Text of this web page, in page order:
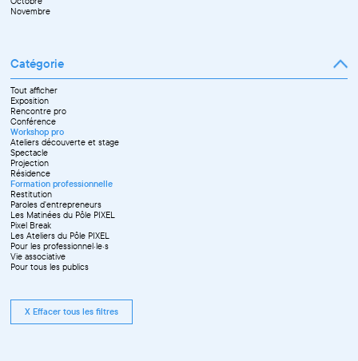
Décembre
Novembre
Catégorie
Tout afficher
Exposition
Rencontre pro
Conférence
Workshop pro
Ateliers découverte et stage
Spectacle
Projection
Résidence
Formation professionnelle
Restitution
Paroles d'entrepreneurs
Les Matinées du Pôle PIXEL
Pixel Break
Les Ateliers du Pôle PIXEL
Pour les professionnel·le·s
Vie associative
Pour tous les publics
X Effacer tous les filtres